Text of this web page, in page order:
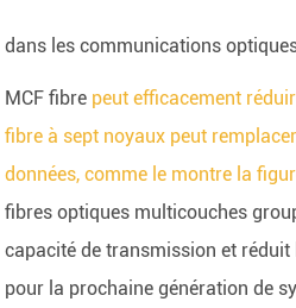
dans les communications
MCF fibre peut efficacement
fibre à sept noyaux peut
données, comme le montre la
fibres optiques multicouches
capacité de transmission et
pour la prochaine génération de